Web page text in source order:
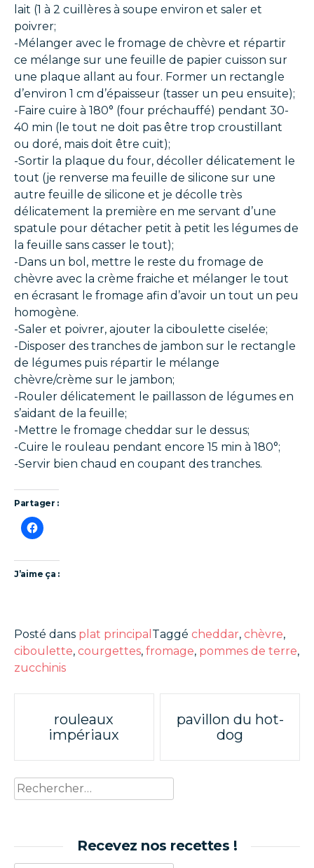
lait (1 à 2 cuillères à soupe environ et saler et
poivrer;
-Mélanger avec le fromage de chèvre et répartir
ce mélange sur une feuille de papier cuisson sur
une plaque allant au four. Former un rectangle
d’environ 1 cm d’épaisseur (tasser un peu ensuite);
-Faire cuire à 180° (four préchauffé) pendant 30-
40 min (le tout ne doit pas être trop croustillant
ou doré, mais doit être cuit);
-Sortir la plaque du four, décoller délicatement le
tout (je renverse ma feuille de silicone sur une
autre feuille de silicone et je décolle très
délicatement la première en me servant d’une
spatule pour détacher petit à petit les légumes de
la feuille sans casser le tout);
-Dans un bol, mettre le reste du fromage de
chèvre avec la crème fraiche et mélanger le tout
en écrasant le fromage afin d’avoir un tout un peu
homogène.
-Saler et poivrer, ajouter la ciboulette ciselée;
-Disposer des tranches de jambon sur le rectangle
de légumes puis répartir le mélange
chèvre/crème sur le jambon;
-Rouler délicatement le paillasson de légumes en
s’aidant de la feuille;
-Mettre le fromage cheddar sur le dessus;
-Cuire le rouleau pendant encore 15 min à 180°;
-Servir bien chaud en coupant des tranches.
Partager :
J’aime ça :
Posté dans plat principal Taggé cheddar, chèvre,
ciboulette, courgettes, fromage, pommes de terre,
zucchinis
navigation
rouleaux
impériaux
pavillon du hot-
dog
Rechercher :
Recevez nos recettes !